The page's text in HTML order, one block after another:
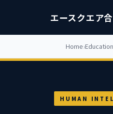
エースクエア
Home Education
HUMAN